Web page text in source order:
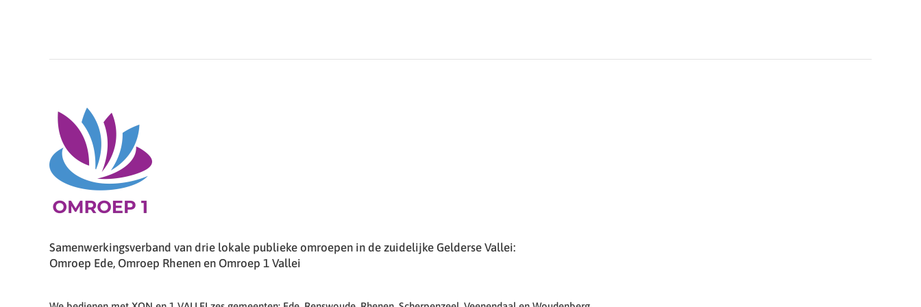
Samenwerkingsverband van drie lokale publieke omroepen in de zuidelijke Gelderse Vallei:
Omroep Ede, Omroep Rhenen en Omroep 1 Vallei